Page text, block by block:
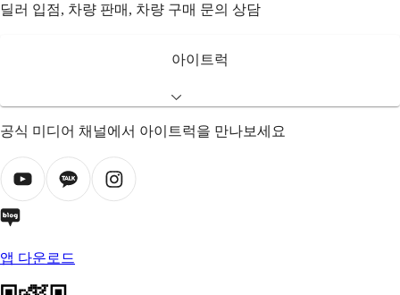
딜러 입점, 차량 판매, 차량 구매 문의 상담
아이트럭
공식 미디어 채널에서 아이트럭을 만나보세요
앱 다운로드